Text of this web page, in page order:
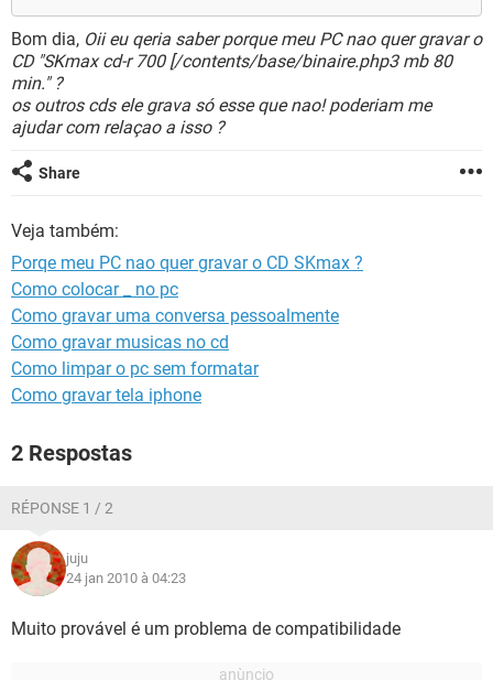
GUIA DE COMPRAS
OUTLOOK EXCEL
INSTAGRAM
GUIA DE COMPRAS
Bom dia, Oii eu qeria saber porque meu PC nao quer gravar o
CD "SKmax cd-r 700 [/contents/base/binaire.php3 mb 80
min." ?
os outros cds ele grava só esse que nao! poderiam me
ajudar com relaçao a isso ?
Share
Veja também:
Porqe meu PC nao quer gravar o CD SKmax ?
Como colocar _ no pc
Como gravar uma conversa pessoalmente
Como gravar musicas no cd
Como limpar o pc sem formatar
Como gravar tela iphone
2 Respostas
RÉPONSE 1 / 2
juju
24 jan 2010 à 04:23
Muito provável é um problema de compatibilidade